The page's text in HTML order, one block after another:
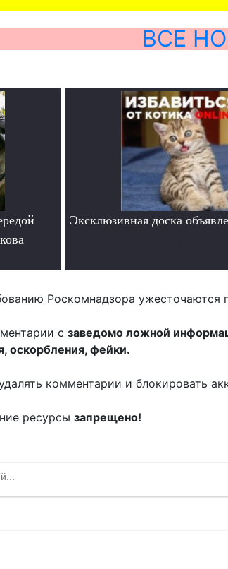
ВСЕ
Эксклюзивная доска
Роскомнадзора ужесточаются
с заведомо ложной
оскорбления, фейки.
комментарии и блокировать
ресурсы запрещено!